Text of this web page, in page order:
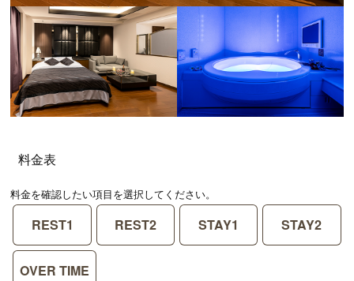
料金表
料金を確認したい項目を選択してください。
REST1 REST2 STAY1 STAY2
OVER TIME